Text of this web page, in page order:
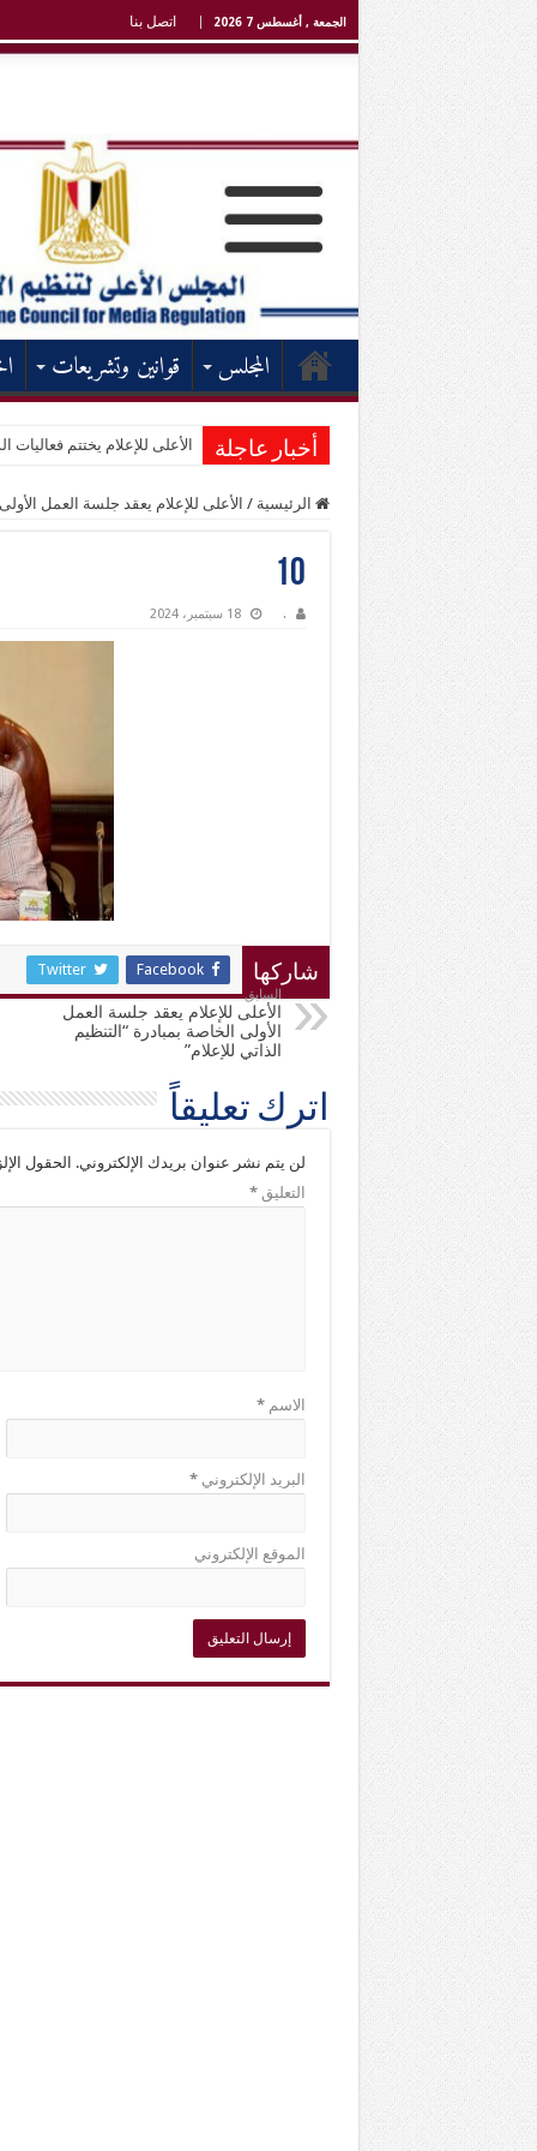
الجمعة , أغسطس 7 2026 اتصل بنا
المجلس قوانين وتشريعات
أخبار عاجلة الأعلى للإعلام يختتم فعاليات
الرئيسية / الأعلى للإعلام يعقد جلسة العمل
10
. 18 سبتمبر، 2024
شاركها Facebook
Twitter
السابق
الأعلى للإعلام يعقد جلسة العمل
الأولى الخاصة بمبادرة “التنظيم
الذاتي للإعلام”
اترك تعليقاً
لن يتم نشر عنوان بريدك الإلكتروني. الحقول
التعليق*
الاسم*
البريد الإلكتروني*
الموقع الإلكتروني